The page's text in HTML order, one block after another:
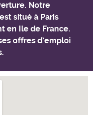
Notre
situé à Paris
en Ile de France.
offres d’emploi